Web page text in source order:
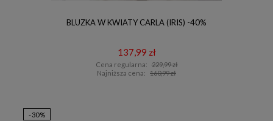
BLUZKA W KWIATY CARLA (IRIS) -40%
137,99 zł
Cena regularna: 229,99 zł
Najniższa cena:
160,99 zł
-30%